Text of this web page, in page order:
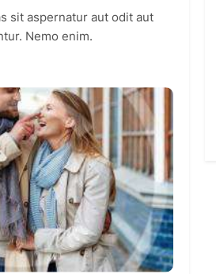
sit aspernatur aut odit aut
Nemo enim.